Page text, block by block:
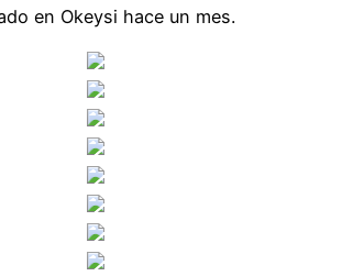
en Okeysi hace un mes.